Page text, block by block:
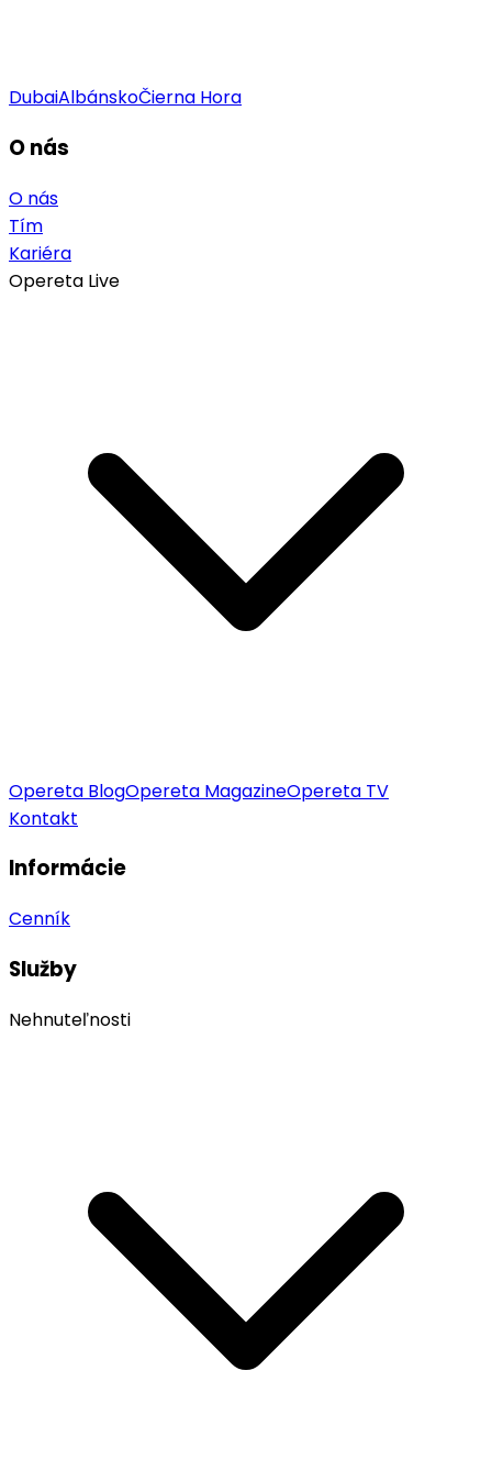
DubaiAlbánskoČierna Hora
O nás
O nás
Tím
Kariéra
Opereta Live
Opereta BlogOpereta MagazineOpereta TV
Kontakt
Informácie
Cenník
Služby
Nehnuteľnosti